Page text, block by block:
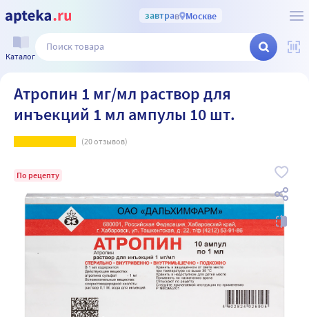
завтрав Москве
Каталог
Атропин 1 мг/мл раствор для
инъекций 1 мл ампулы 10 шт.
(20отзывов)
По рецепту